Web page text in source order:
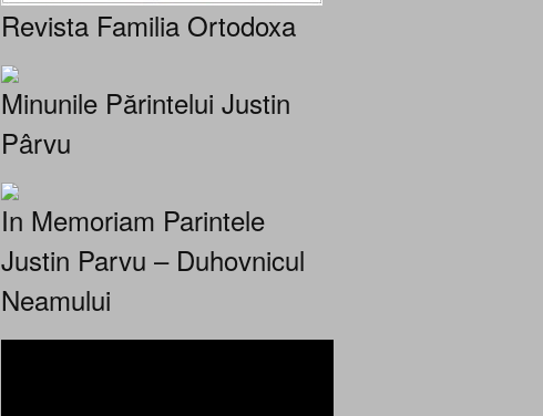
Revista Familia Ortodoxa
Minunile Părintelui Justin
Pârvu
In Memoriam Parintele
Justin Parvu – Duhovnicul
Neamului